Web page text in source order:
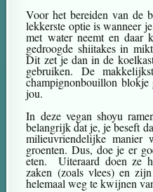
Voor het bereiden van de
lekkerste optie is wanneer
met water neemt en daar
gedroogde shiitakes in
Dit zet je dan in de
gebruiken. De
champignonbouillon
jou.
In deze vegan shoyu
belangrijk dat je, je beseft
milieuvriendelijke manier
groenten. Dus, doe je er
eten. Uiteraard doen ze
zaken (zoals vlees) en
helemaal weg te kwijnen